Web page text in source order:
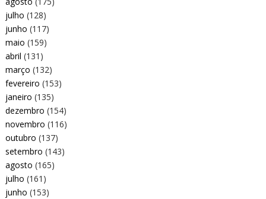
julho (128)
junho (117)
maio (159)
abril (131)
março (132)
fevereiro (153)
janeiro (135)
dezembro (154)
novembro (116)
outubro (137)
setembro (143)
agosto (165)
julho (161)
junho (153)